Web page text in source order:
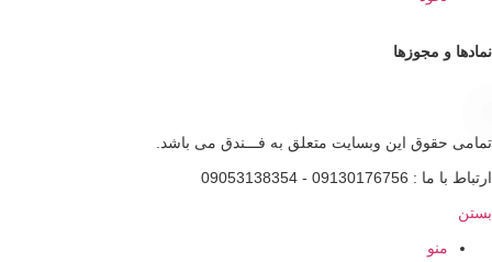
مجوزها
این وبسایت متعلق به فـــندق می باشد.
- 09053138354